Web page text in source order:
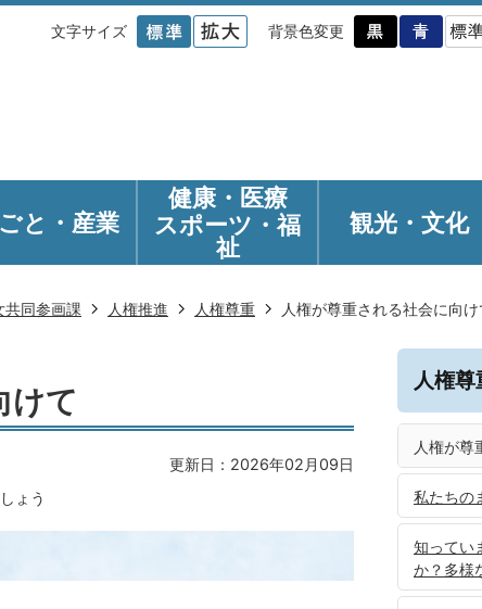
文字サイズ 背景色変更
と・産業
健康・医療
スポーツ・福
祉
観光・ 文化
共同参画課 人権推進 人権尊重 人権が尊重される社会に向け
けて
更新日：2026年02月09日
ょう
人権尊
人権が尊
私たちの
知ってい
か？多様